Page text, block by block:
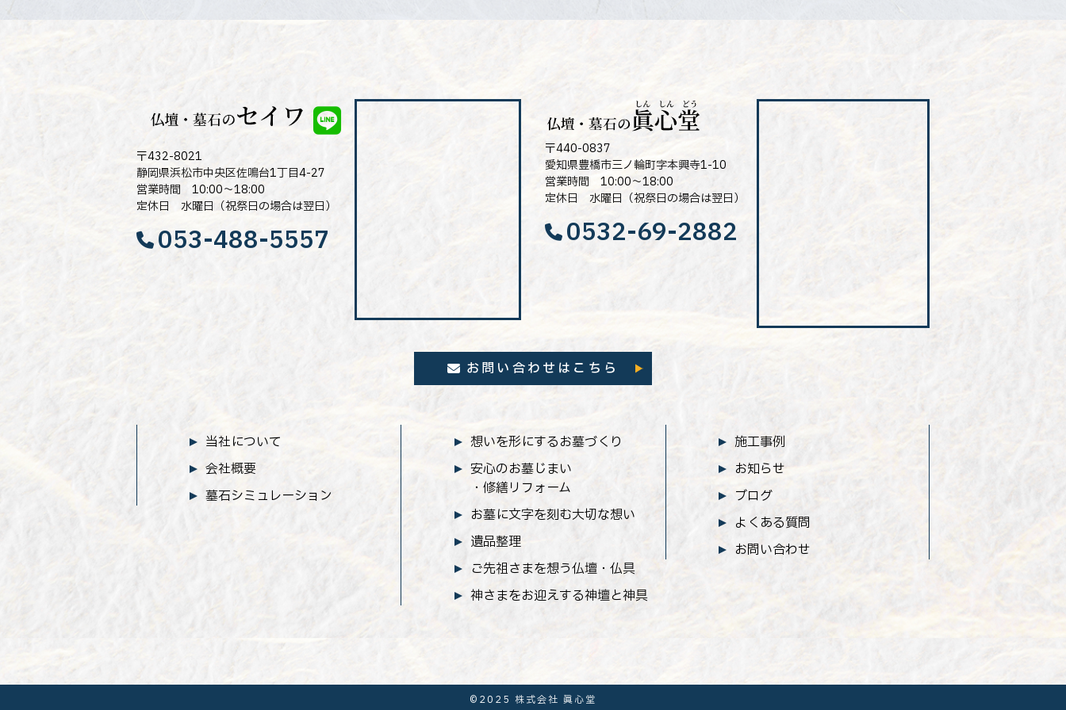
〒432-8021
静岡県浜松市中央区佐鳴台1丁目4-27
営業時間 10:00～18:00
定休日 水曜日（祝祭日の場合は翌日）
053-488-5557
〒440-0837
愛知県豊橋市三ノ輪町字本興寺1-10
営業時間 10:00～18:00
定休日 水曜日（祝祭日の場合は翌日）
0532-69-2882
お問い合わせはこちら
当社について
会社概要
墓石シミュレーション
想いを形にするお墓づくり
安心のお墓じまい
・修繕リフォーム
お墓に文字を刻む大切な想い
遺品整理
ご先祖さまを想う仏壇・仏具
神さまをお迎えする神壇と神具
施工事例
お知らせ
ブログ
よくある質問
お問い合わせ
©2025 株式会社 眞心堂